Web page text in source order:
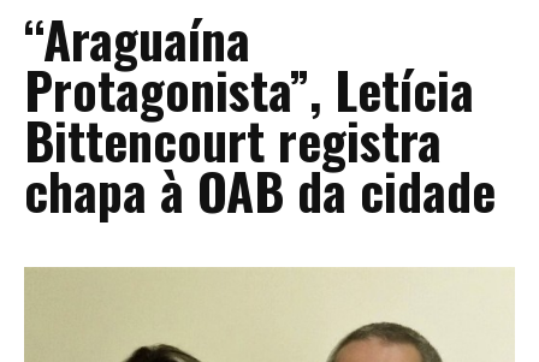
“Araguaína
Protagonista”, Letícia
Bittencourt registra
chapa à OAB da cidade